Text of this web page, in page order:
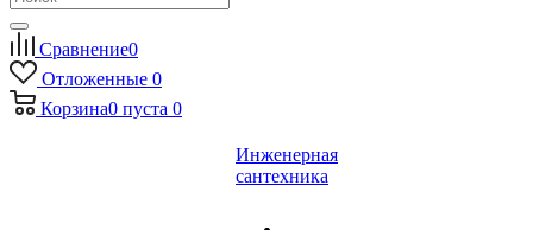
Сравнение0
Отложенные 0
Корзина0 пуста 0
Инженерная
сантехника